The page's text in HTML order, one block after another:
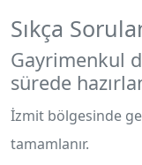
Sıkça
Gayrimenkul
sürede
İzmit bölgesinde
tamamlanır.